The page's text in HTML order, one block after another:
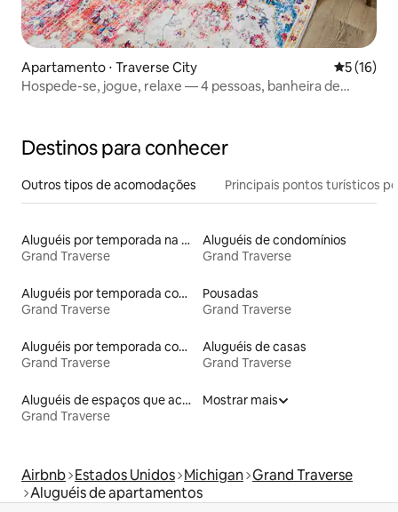
Apartamento ⋅ Traverse City 5 de uma
5 (16)
Hospede-se, jogue, relaxe — 4 pessoas, banheira de
Destinos para conhecer
Outros tipos de acomodações Principais pontos turísticos
Aluguéis por temporada na orla
Grand Traverse
Aluguéis de condomínios
Grand Traverse
Aluguéis por temporada com suítes privativas
Grand Traverse
Pousadas
Grand Traverse
Aluguéis por temporada com caiaque
Grand Traverse
Aluguéis de casas
Grand Traverse
Aluguéis de espaços que aceitam animais de estimação
Grand Traverse
Mostrar mais
Airbnb Estados Unidos Michigan Grand Traverse
Aluguéis de apartamentos